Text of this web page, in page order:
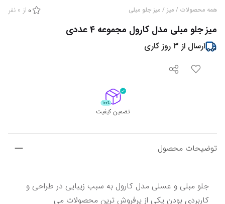
همه محصولات / میز / میز جلو مبلی 0 از 0 نفر
میز جلو مبلی مدل کارول مجموعه 4 عددی
ارسال از 3 روز کاری
تضمین کیفیت
توضیحات محصول